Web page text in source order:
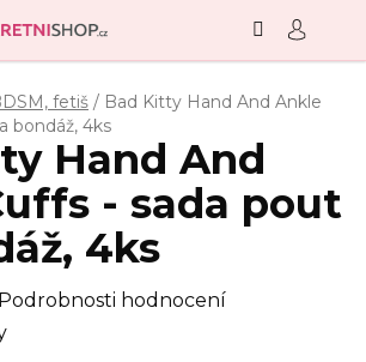
fetiš / Bad Kitty Hand And Ankle
bondáž, 4ks
Hand And
- sada pout
4ks
Podrobnosti hodnocení